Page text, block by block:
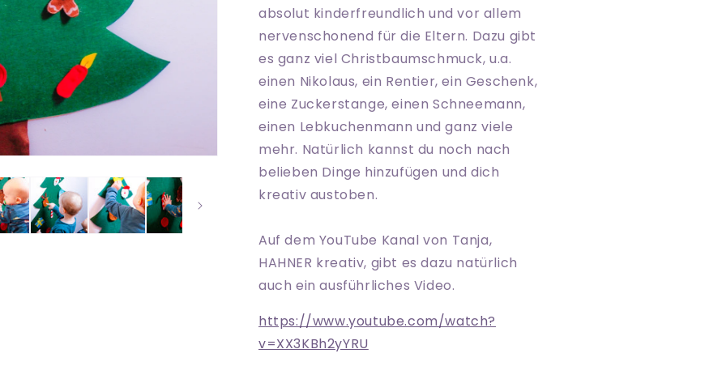
absolut kinderfreundlich und vor allem
nervenschonend für die Eltern. Dazu gibt
es ganz viel Christbaumschmuck, u.a.
einen Nikolaus, ein Rentier, ein Geschenk,
eine Zuckerstange, einen Schneemann,
einen Lebkuchenmann und ganz viele
mehr. Natürlich kannst du noch nach
belieben Dinge hinzufügen und dich
kreativ austoben.
Auf dem YouTube Kanal von Tanja,
HAHNER kreativ, gibt es dazu natürlich
auch ein ausführliches Video.
https://www.youtube.com/watch?
v=XX3KBh2yYRU